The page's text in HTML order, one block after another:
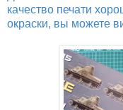
качество печати
окраски, вы можете